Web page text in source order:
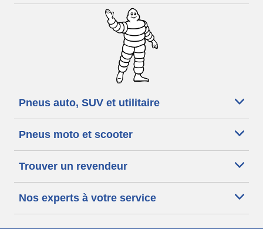
Pneus auto, SUV et utilitaire
Pneus moto et scooter
Trouver un revendeur
Nos experts à votre service